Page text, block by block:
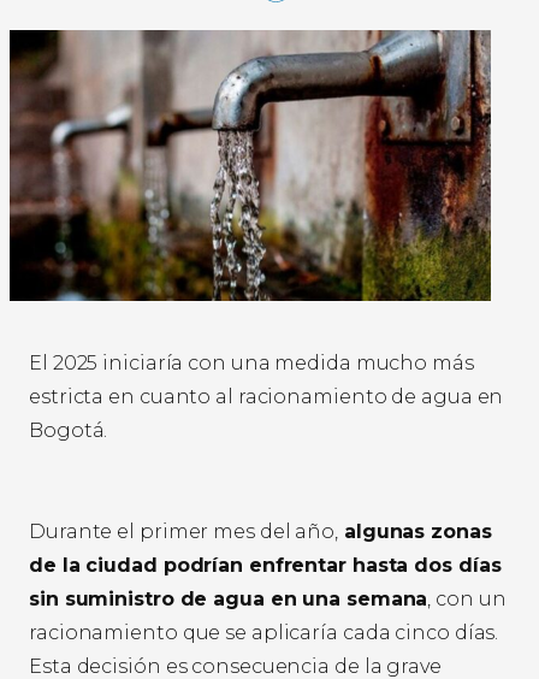
El 2025 iniciaría con una medida mucho más
estricta en cuanto al racionamiento de agua en
Bogotá.
Durante el primer mes del año, algunas zonas
de la ciudad podrían enfrentar hasta dos días
sin suministro de agua en una semana, con un
racionamiento que se aplicaría cada cinco días.
Esta decisión es consecuencia de la grave